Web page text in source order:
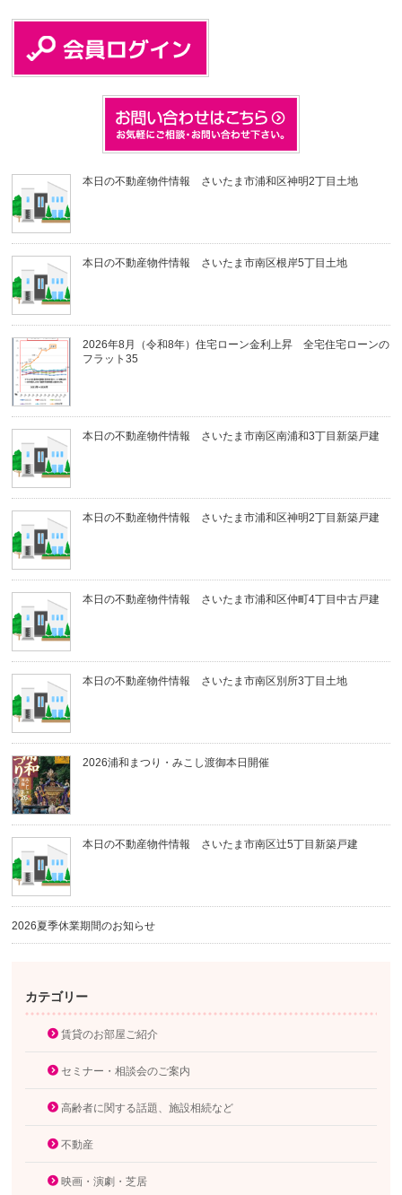
本日の不動産物件情報 さいたま市浦和区神明2丁目土地
本日の不動産物件情報 さいたま市南区根岸5丁目土地
2026年8月（令和8年）住宅ローン金利上昇 全宅住宅ローンの
フラット35
本日の不動産物件情報 さいたま市南区南浦和3丁目新築戸建
本日の不動産物件情報 さいたま市浦和区神明2丁目新築戸建
本日の不動産物件情報 さいたま市浦和区仲町4丁目中古戸建
本日の不動産物件情報 さいたま市南区別所3丁目土地
2026浦和まつり・みこし渡御本日開催
本日の不動産物件情報 さいたま市南区辻5丁目新築戸建
2026夏季休業期間のお知らせ
カテゴリー
賃貸のお部屋ご紹介
セミナー・相談会のご案内
高齢者に関する話題、施設相続など
不動産
映画・演劇・芝居